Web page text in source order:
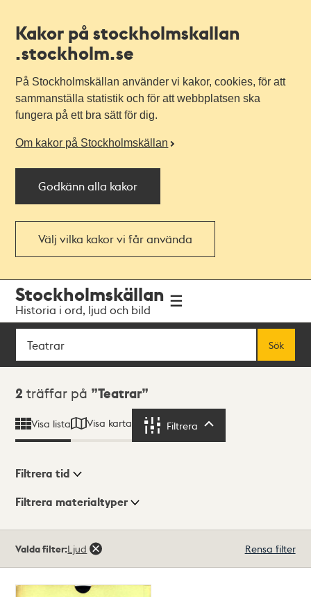
Kakor på stockholmskallan
.stockholm.se
På Stockholmskällan använder vi kakor, cookies, för att
sammanställa statistik och för att webbplatsen ska
fungera på ett bra sätt för dig.
Om kakor på Stockholmskällan
Godkänn alla kakor
Välj vilka kakor vi får använda
navigationen
huvudinnehållet
Stockholmskällan
Historia i ord, ljud och bild
Sök
Sök
Sökresultat
2 träffar på Teatrar
Visa lista Visa karta Filtrera
Visningsläge
Filtrera tid
Filtrera materialtyper
träffar
Valda filter:Ljud Rensa filter